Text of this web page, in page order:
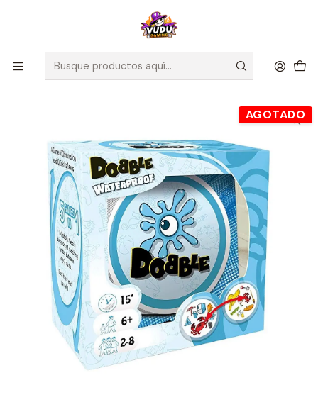
🚀 ¡Despachamos a todo Chile! Envío GRATIS a Regiones sobre
$100.000 y a RM sobre $35.000
Inicio Juegos de Mesa Competitivos
Dobble Impermeable - Juego de Mesa - Español
AGOTADO